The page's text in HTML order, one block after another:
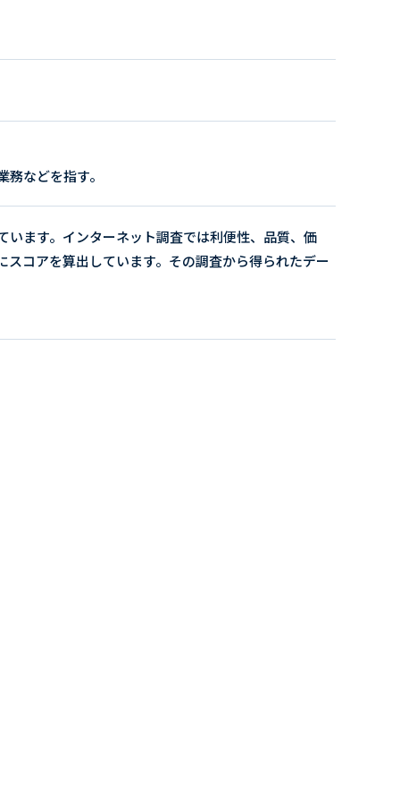
などを指す。
ます。インターネット調査では利便性、品質、価
コアを算出しています。その調査から得られたデー